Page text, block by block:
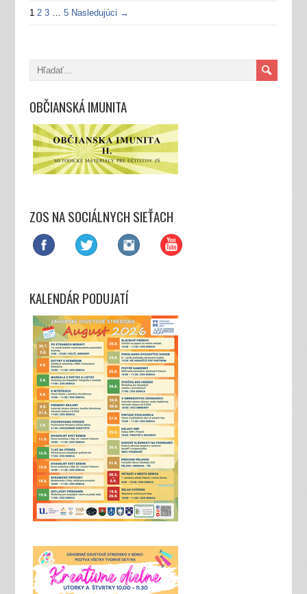
1 2 3 … 5 Nasledujúci →
OBČIANSKÁ IMUNITA
ZOS NA SOCIÁLNYCH SIEŤACH
KALENDÁR PODUJATÍ